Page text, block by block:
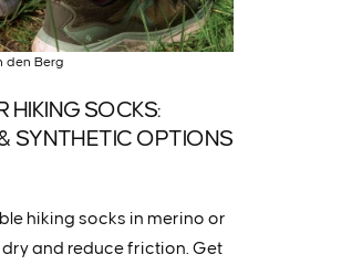
den Berg
HIKING SOCKS:
SYNTHETIC OPTIONS
hiking socks in merino or
and reduce friction. Get